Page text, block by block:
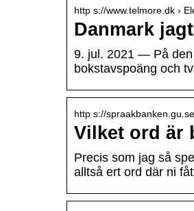
http s://www.telmore.dk ›
Danmark
9. jul. 2021 — På den
bokstavspoäng och
http s://
Vilket ord är
Precis som jag så
alltså ert ord där ni